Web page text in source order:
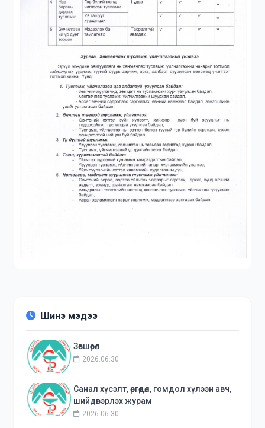
Шинэ мэдээ
Зөвшөөрөл
2026.06.30
Санал хүсэлт, өргөдөл, гомдол хүлээн авч,
шийдвэрлэх журам
2026.06.30